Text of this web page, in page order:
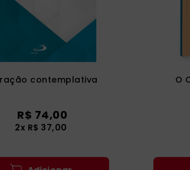
contemplativa
R$ 74,00
2x R$ 37,00
O